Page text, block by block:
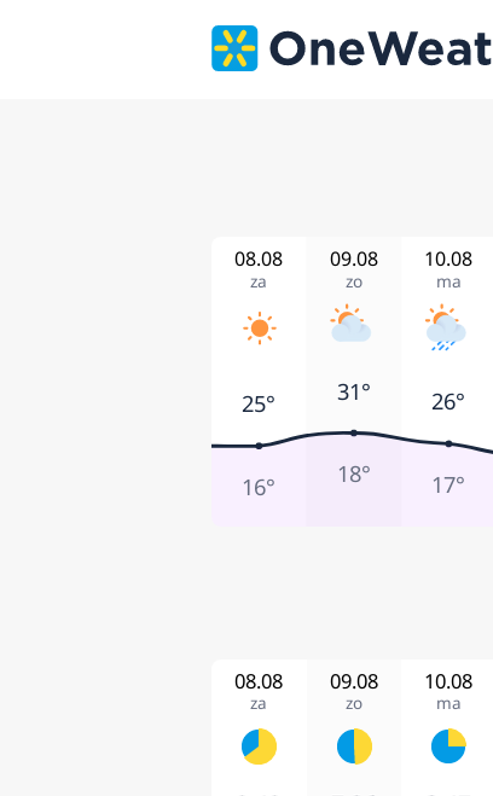
za
08.08
zo
09.08
ma
10.08
25°
16°
31°
18°
26°
17°
08.08
za
09.08
zo
10.08
ma